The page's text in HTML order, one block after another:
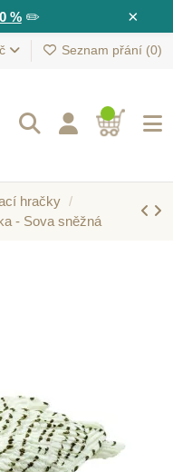
×
%✏️
Seznam přání (0)
hračky
- Sova sněžná